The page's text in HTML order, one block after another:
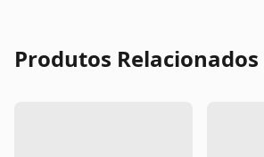
Produtos Relacionados